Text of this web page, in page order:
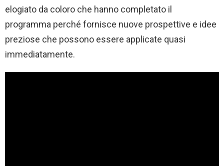
elogiato da coloro che hanno completato il
programma perché fornisce nuove prospettive e idee
preziose che possono essere applicate quasi
immediatamente.